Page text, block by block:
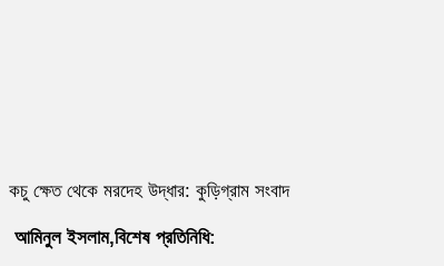
কচু ক্ষেত থেকে মরদেহ উদ্ধার: কুড়িগ্রাম সংবাদ
আমিনুল ইসলাম,বিশেষ প্রতিনিধি: